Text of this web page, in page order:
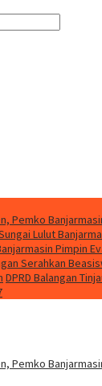
Pemko
Lulut
Pimpin
Serahkan
DPRD Balangan
Pemko